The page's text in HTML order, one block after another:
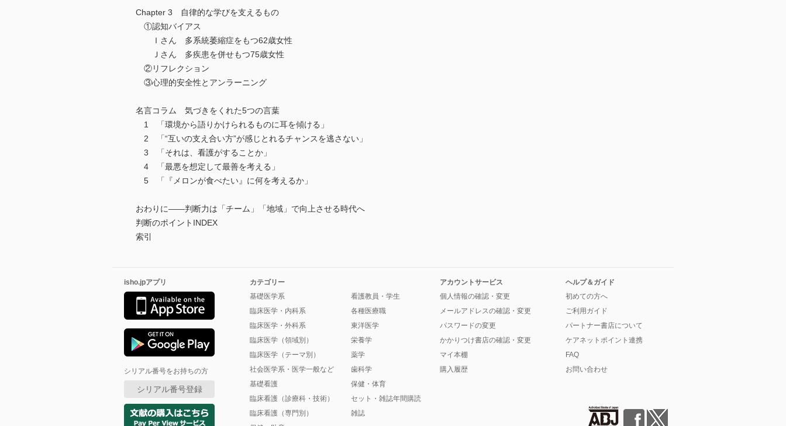
Chapter 3 自律的な学びを支えるもの
①認知バイアス
Ｉさん 多系統萎縮症をもつ62歳女性
Ｊさん 多疾患を併せもつ75歳女性
②リフレクション
③心理的安全性とアンラーニング
名言コラム 気づきをくれた5つの言葉
1 「環境から語りかけられるものに耳を傾ける」
2 「“互いの支え合い方”が感じとれるチャンスを逃さない」
3 「それは、看護がすることか」
4 「最悪を想定して最善を考える」
5 「『メロンが食べたい』に何を考えるか」
おわりに――判断力は「チーム」「地域」で向上させる時代へ
判断のポイントINDEX
索引
isho.jpアプリ
シリアル番号をお持ちの方
シリアル番号登録
カテゴリー
基礎医学系
臨床医学・内科系
臨床医学・外科系
臨床医学（領域別）
臨床医学（テーマ別）
社会医学系・医学一般など
基礎看護
臨床看護（診療科・技術）
臨床看護（専門別）
看護教員・学生
各種医療職
東洋医学
栄養学
薬学
歯科学
保健・体育
セット・雑誌年間購読
雑誌
アカウントサービス
個人情報の確認・変更
メールアドレスの確認・変更
パスワードの変更
かかりつけ書店の確認・変更
マイ本棚
購入履歴
ヘルプ＆ガイド
初めての方へ
ご利用ガイド
パートナー書店について
ケアネットポイント連携
FAQ
お問い合わせ